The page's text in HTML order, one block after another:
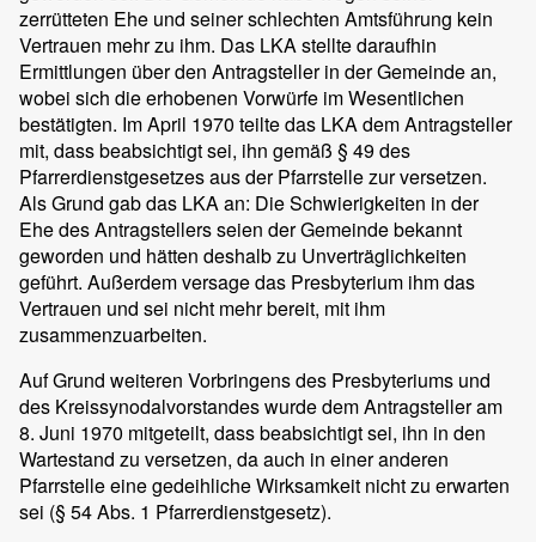
zerrütteten Ehe und seiner schlechten Amtsführung kein
Vertrauen mehr zu ihm. Das LKA stellte daraufhin
Ermittlungen über den Antragsteller in der Gemeinde an,
wobei sich die erhobenen Vorwürfe im Wesentlichen
bestätigten. Im April 1970 teilte das LKA dem Antragsteller
mit, dass beabsichtigt sei, ihn gemäß § 49 des
Pfarrerdienstgesetzes aus der Pfarrstelle zur versetzen.
Als Grund gab das LKA an: Die Schwierigkeiten in der
Ehe des Antragstellers seien der Gemeinde bekannt
geworden und hätten deshalb zu Unverträglichkeiten
geführt. Außerdem versage das Presbyterium ihm das
Vertrauen und sei nicht mehr bereit, mit ihm
zusammenzuarbeiten.
Auf Grund weiteren Vorbringens des Presbyteriums und
des Kreissynodalvorstandes wurde dem Antragsteller am
8. Juni 1970 mitgeteilt, dass beabsichtigt sei, ihn in den
Wartestand zu versetzen, da auch in einer anderen
Pfarrstelle eine gedeihliche Wirksamkeit nicht zu erwarten
sei (§ 54 Abs. 1 Pfarrerdienstgesetz).